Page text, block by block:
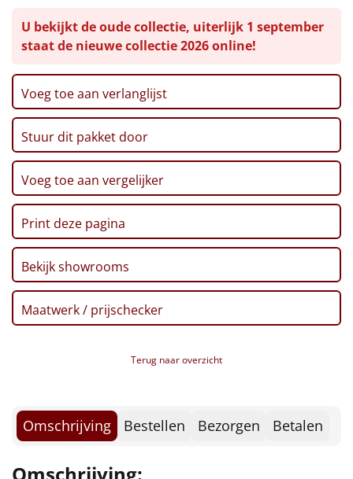
Uniek
Alle thema's
Artikel
Hitster NIEUW
Pizzarette
Tas
Wake up light
Borrelplank
Noodradio NIEUW
Picos, 150 gr
Granola (roast-it-yourself), 100 gr
Corn chips, 75 gr
Rozijnen mix, 150 gr
Tomaat-/courgettesoep, 400 ml
Popcorn, 80 gr
Bloemenhoning, 20 gr
Verpakt in een feestelijke kerstdoos, 49 x 39 x 20 cm
U bekijkt de oude collectie, uiterlijk 1 september
staat de nieuwe collectie 2026 online!
Voeg toe aan verlanglijst
Stuur dit pakket door
Voeg toe aan vergelijker
Print deze pagina
Bekijk showrooms
Maatwerk / prijschecker
Terug naar overzicht
Omschrijving Bestellen Bezorgen Betalen